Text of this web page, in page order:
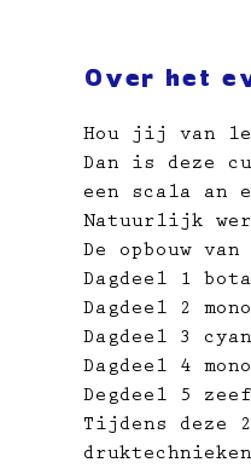
Over het
Hou jij van
Dan is deze
een scala an
Natuurlijk
De opbouw
Dagdeel 1
Dagdeel 2
Dagdeel 3
Dagdeel 4
Degdeel 5
Tijdens deze